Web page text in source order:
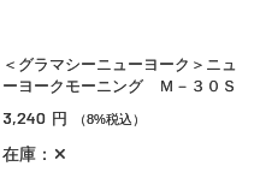
＜グラマシーニューヨーク＞ニュ
ーヨークモーニング Ｍ－３０Ｓ
3,240 円 （8%税込）
在庫：✕